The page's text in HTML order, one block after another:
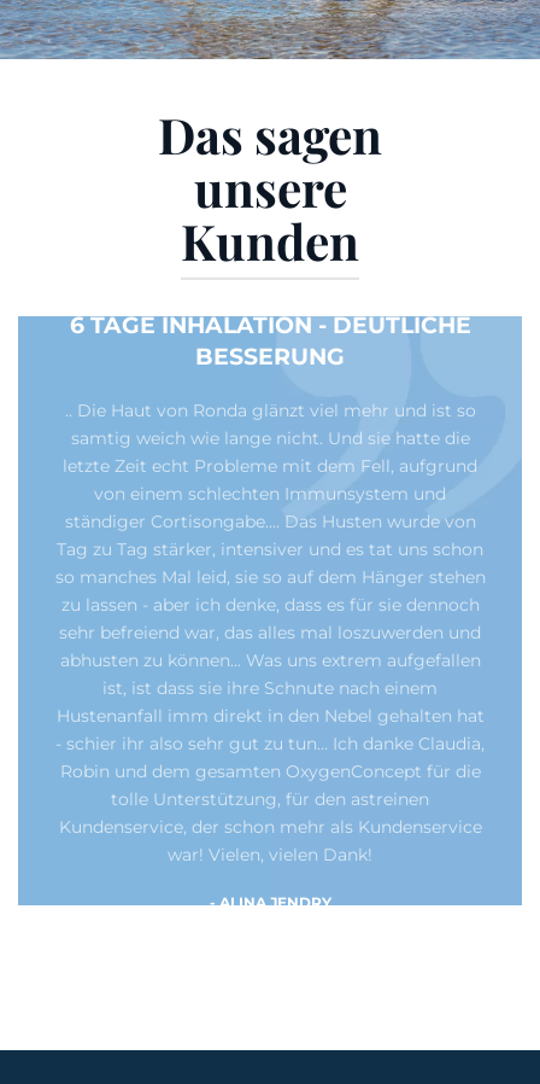
Das sagen
unsere
Kunden
6 TAGE INHALATION - DEUTLICHE
BESSERUNG
.. Die Haut von Ronda glänzt viel mehr und ist so
samtig weich wie lange nicht. Und sie hatte die
letzte Zeit echt Probleme mit dem Fell, aufgrund
von einem schlechten Immunsystem und
ständiger Cortisongabe.... Das Husten wurde von
Tag zu Tag stärker, intensiver und es tat uns schon
so manches Mal leid, sie so auf dem Hänger stehen
zu lassen - aber ich denke, dass es für sie dennoch
sehr befreiend war, das alles mal loszuwerden und
abhusten zu können... Was uns extrem aufgefallen
ist, ist dass sie ihre Schnute nach einem
Hustenanfall imm direkt in den Nebel gehalten hat
- schier ihr also sehr gut zu tun... Ich danke Claudia,
Robin und dem gesamten OxygenConcept für die
tolle Unterstützung, für den astreinen
Kundenservice, der schon mehr als Kundenservice
war! Vielen, vielen Dank!
- ALINA JENDRY